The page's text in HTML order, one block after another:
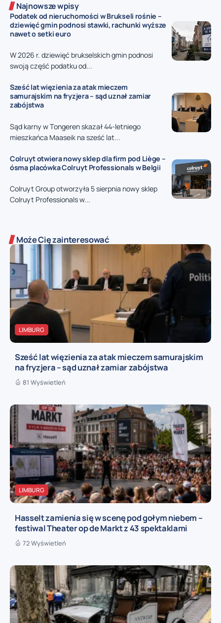
Najnowsze wpisy
Podatek od nieruchomości w Brukseli rośnie –
dziewięć gmin podnosi stawki, rachunki wyższe
nawet o setki euro
W 2026 r. dziewięć brukselskich gmin podnosi
swoją część podatku od...
Sześć lat więzienia za atak mieczem
samurajskim na fryzjera – sąd uznał zamiar
zabójstwa
Sąd karny w Tongeren skazał 44-letniego
mieszkańca Maaseik na sześć lat...
Colruyt otwiera nowy sklep dla firm pod Liège –
ósma placówka Colruyt Professionals w Belgii
Colruyt Group otworzyła 5 sierpnia nowy sklep
Colruyt Professionals w...
Może Cię zainteresować
LIMBURG
Sześć lat więzienia za atak mieczem samurajskim
na fryzjera – sąd uznał zamiar zabójstwa
81 Wyświetleń
LIMBURG
Hasselt zamienia się w scenę pod gołym niebem –
festiwal Theater op de Markt z 43 spektaklami
72 Wyświetleń